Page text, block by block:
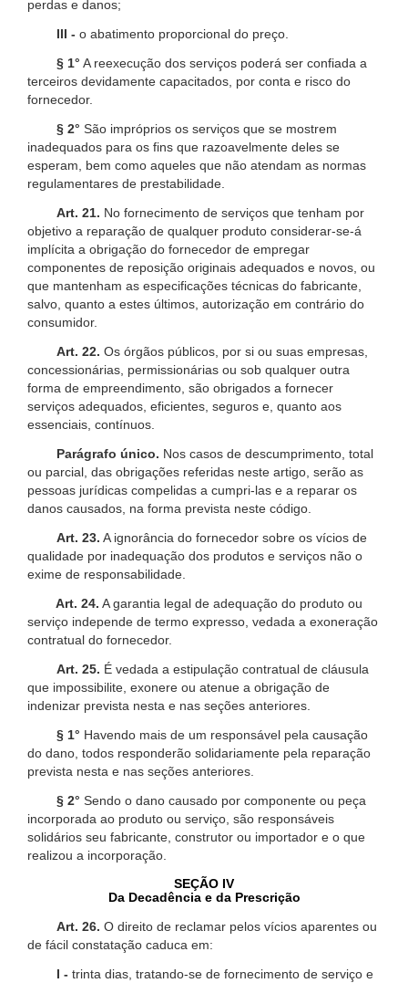
perdas e danos;
III - o abatimento proporcional do preço.
§ 1° A reexecução dos serviços poderá ser confiada a
terceiros devidamente capacitados, por conta e risco do
fornecedor.
§ 2° São impróprios os serviços que se mostrem
inadequados para os fins que razoavelmente deles se
esperam, bem como aqueles que não atendam as normas
regulamentares de prestabilidade.
Art. 21. No fornecimento de serviços que tenham por
objetivo a reparação de qualquer produto considerar-se-á
implícita a obrigação do fornecedor de empregar
componentes de reposição originais adequados e novos, ou
que mantenham as especificações técnicas do fabricante,
salvo, quanto a estes últimos, autorização em contrário do
consumidor.
Art. 22. Os órgãos públicos, por si ou suas empresas,
concessionárias, permissionárias ou sob qualquer outra
forma de empreendimento, são obrigados a fornecer
serviços adequados, eficientes, seguros e, quanto aos
essenciais, contínuos.
Parágrafo único. Nos casos de descumprimento, total
ou parcial, das obrigações referidas neste artigo, serão as
pessoas jurídicas compelidas a cumpri-las e a reparar os
danos causados, na forma prevista neste código.
Art. 23. A ignorância do fornecedor sobre os vícios de
qualidade por inadequação dos produtos e serviços não o
exime de responsabilidade.
Art. 24. A garantia legal de adequação do produto ou
serviço independe de termo expresso, vedada a exoneração
contratual do fornecedor.
Art. 25. É vedada a estipulação contratual de cláusula
que impossibilite, exonere ou atenue a obrigação de
indenizar prevista nesta e nas seções anteriores.
§ 1° Havendo mais de um responsável pela causação
do dano, todos responderão solidariamente pela reparação
prevista nesta e nas seções anteriores.
§ 2° Sendo o dano causado por componente ou peça
incorporada ao produto ou serviço, são responsáveis
solidários seu fabricante, construtor ou importador e o que
realizou a incorporação.
SEÇÃO IV
Da Decadência e da Prescrição
Art. 26. O direito de reclamar pelos vícios aparentes ou
de fácil constatação caduca em:
I - trinta dias, tratando-se de fornecimento de serviço e